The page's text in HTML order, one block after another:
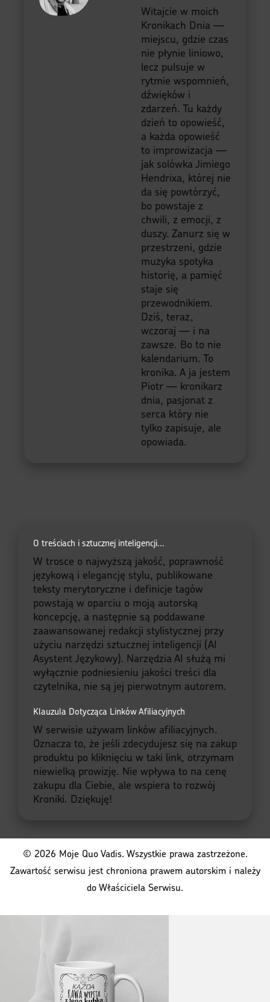
Witajcie w moich
Kronikach Dnia —
miejscu, gdzie czas
nie płynie liniowo,
lecz pulsuje w
rytmie wspomnień,
dźwięków i
zdarzeń. Tu każdy
dzień to opowieść,
a każda opowieść
to improwizacja —
jak solówka Jimiego
Hendrixa, której nie
da się powtórzyć,
bo powstaje z
chwili, z emocji, z
duszy. Zanurz się w
przestrzeni, gdzie
muzyka spotyka
historię, a pamięć
staje się
przewodnikiem.
Dziś, teraz,
wczoraj — i na
zawsze. Bo to nie
kalendarium. To
kronika. A ja jestem
Piotr — kronikarz
dnia, pasjonat z
serca który nie
tylko zapisuje, ale
opowiada.
O treściach i sztucznej inteligencji...
W trosce o najwyższą jakość, poprawność
językową i elegancję stylu, publikowane
teksty merytoryczne i definicje tagów
powstają w oparciu o moją autorską
koncepcję, a następnie są poddawane
zaawansowanej redakcji stylistycznej przy
użyciu narzędzi sztucznej inteligencji (AI
Asystent Językowy). Narzędzia AI służą mi
wyłącznie podniesieniu jakości treści dla
czytelnika, nie są jej pierwotnym autorem.
Klauzula Dotycząca Linków Afiliacyjnych
W serwisie używam linków afiliacyjnych.
Oznacza to, że jeśli zdecydujesz się na zakup
produktu po kliknięciu w taki link, otrzymam
niewielką prowizję. Nie wpływa to na cenę
zakupu dla Ciebie, ale wspiera to rozwój
Kroniki. Dziękuję!
© 2026 Moje Quo Vadis. Wszystkie prawa zastrzeżone.
Zawartość serwisu jest chroniona prawem autorskim i należy
do Właściciela Serwisu.